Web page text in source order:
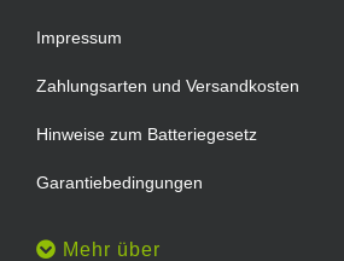
Impressum
Zahlungsarten und Versandkosten
Hinweise zum Batteriegesetz
Garantiebedingungen
Mehr über